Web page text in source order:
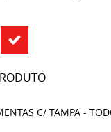
C/ TAMPA -